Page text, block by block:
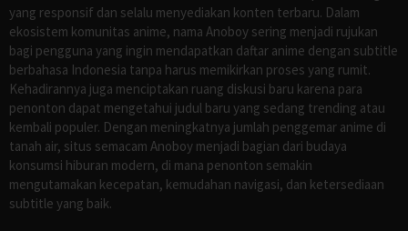
yang responsif dan selalu menyediakan konten terbaru. Dalam
ekosistem komunitas anime, nama Anoboy sering menjadi rujukan
bagi pengguna yang ingin mendapatkan daftar anime dengan subtitle
berbahasa Indonesia tanpa harus memikirkan proses yang rumit.
Kehadirannya juga menciptakan ruang diskusi baru karena para
penonton dapat mengetahui judul baru yang sedang trending atau
kembali populer. Dengan meningkatnya jumlah penggemar anime di
tanah air, situs semacam Anoboy menjadi bagian dari budaya
konsumsi hiburan modern, di mana penonton semakin
mengutamakan kecepatan, kemudahan navigasi, dan ketersediaan
subtitle yang baik.